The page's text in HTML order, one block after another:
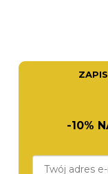
MICHAEL
MK4813
1 170,-
-10%